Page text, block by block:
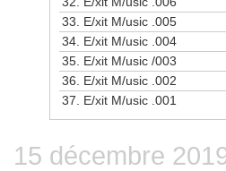
33. E/xit M/usic .005
34. E/xit M/usic .004
35. E/xit M/usic /003
36. E/xit M/usic .002
37. E/xit M/usic .001
15 décembre